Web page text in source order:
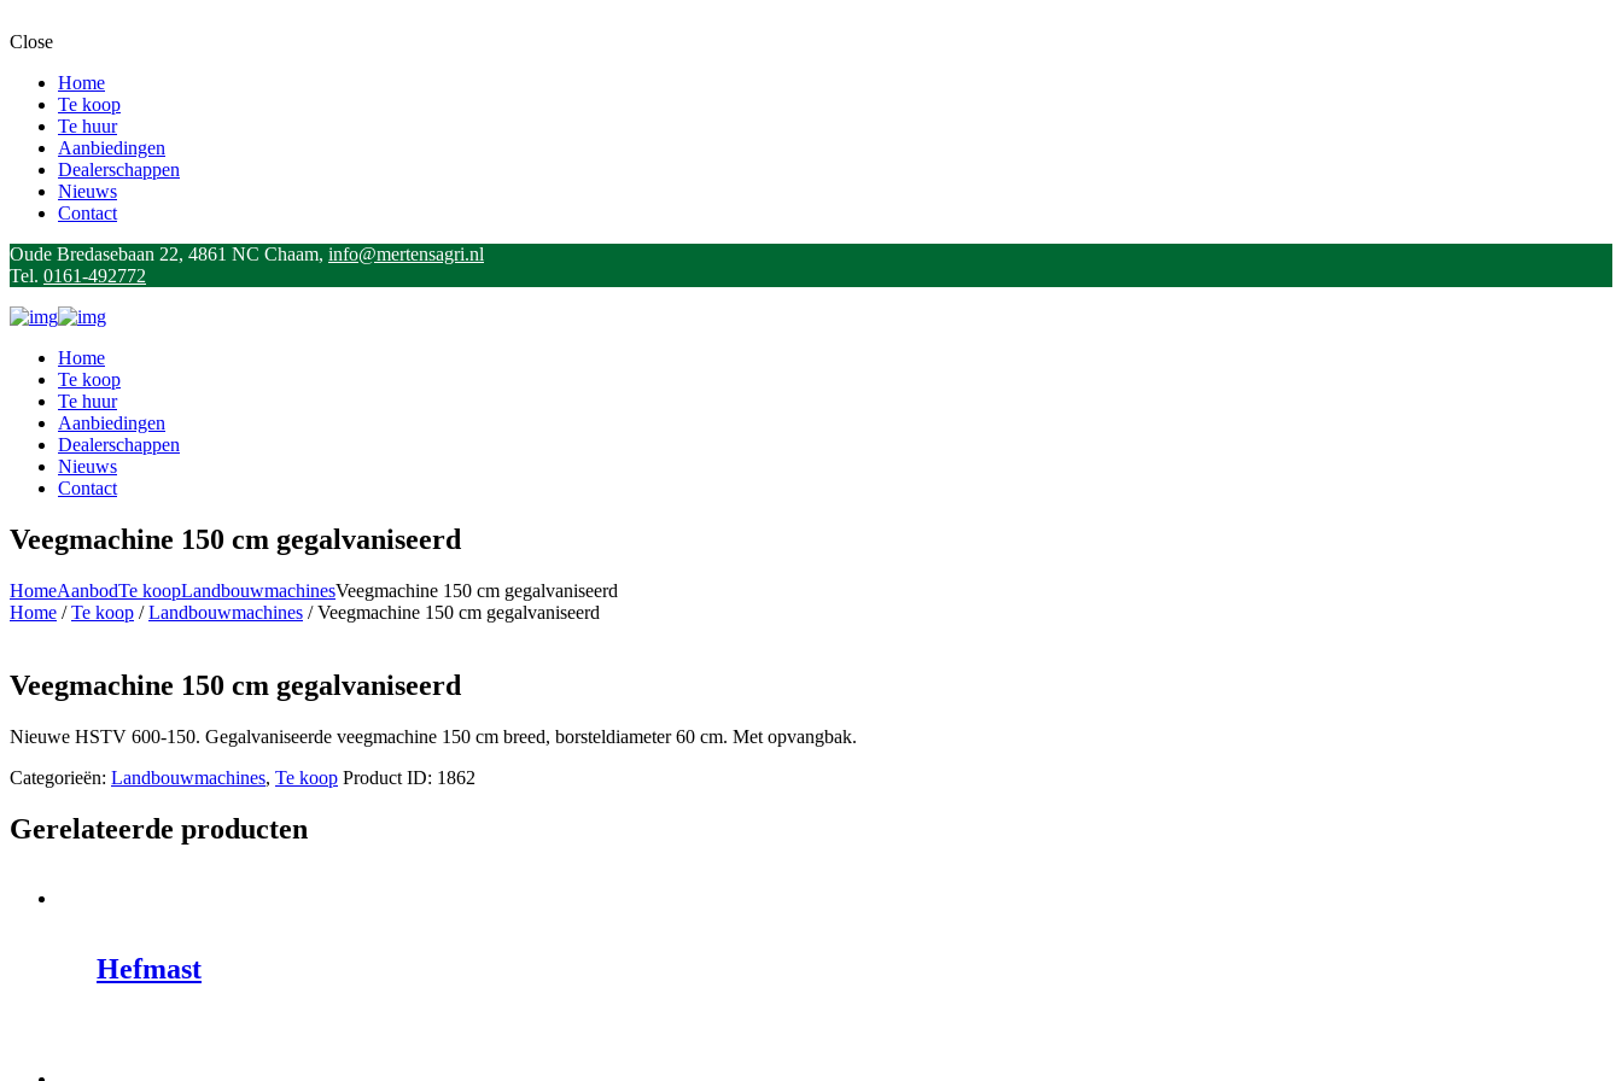
Close
Home
Te koop
Te huur
Aanbiedingen
Dealerschappen
Nieuws
Contact
Oude Bredasebaan 22, 4861 NC Chaam, info@mertensagri.nl
Tel. 0161-492772
Home
Te koop
Te huur
Aanbiedingen
Dealerschappen
Nieuws
Contact
Veegmachine 150 cm gegalvaniseerd
HomeAanbodTe koopLandbouwmachinesVeegmachine 150 cm gegalvaniseerd
Home /Te koop /Landbouwmachines / Veegmachine 150 cm gegalvaniseerd
Veegmachine 150 cm gegalvaniseerd
Nieuwe HSTV 600-150. Gegalvaniseerde veegmachine 150 cm breed, borsteldiameter 60 cm. Met opvangbak.
Categorieën: Landbouwmachines, Te koop Product ID: 1862
Gerelateerde producten
Hefmast